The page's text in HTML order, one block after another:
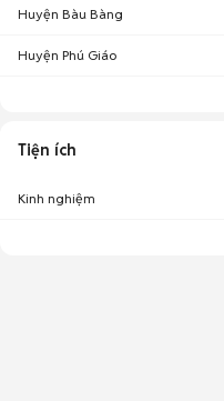
Huyện Bàu Bàng
Huyện Phú Giáo
Tiện ích
Kinh nghiệm